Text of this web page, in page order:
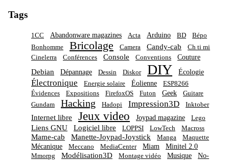
Tags
1CC Abandonware magazines Acta Arduino BD
Bépo
Bonhomme
Bricolage Camera Candy-cab
Ch ti mi
Cinelerra
Conférences Console Conventions Couture
Debian Dépannage Dessin Diskor DIY Écologie
Électronique Energie solaire Éolienne
ESP8266
Évidences
Expositions FirefoxOS Futon Geek
Guitare
Gundam
Hacking Hadopi Impression3D Inktober
Internet libre Jeux video Joypad magazine Lego
Liens GNU Logiciel libre LOPPSI LowTech Macross
Mame-cab Manette-Joypad-Joystick Manga Maquette
Mécanique Meccano MediaCenter Miam Minitel 2.0
Mmorpg Modélisation3D Montage vidéo Musique
No-